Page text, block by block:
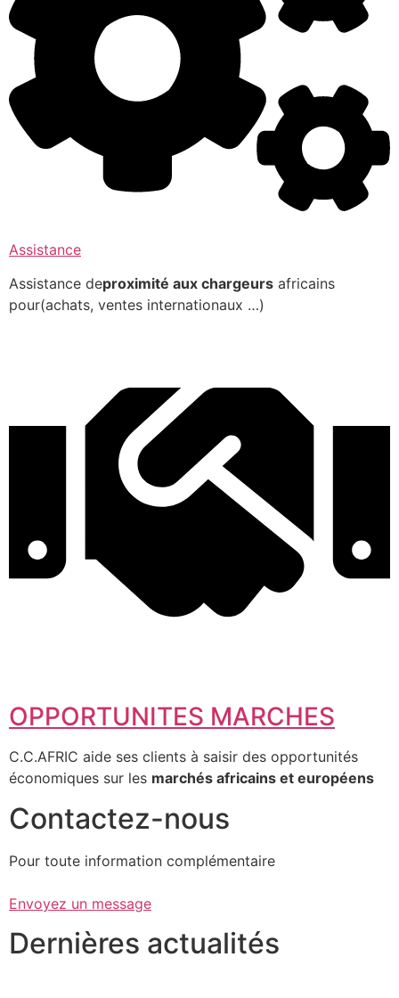
Assistance
Assistance deproximité aux chargeurs africains
pour(achats, ventes internationaux …)
OPPORTUNITES MARCHES
C.C.AFRIC aide ses clients à saisir des opportunités
économiques sur les marchés africains et européens
Contactez-nous
Pour toute information complémentaire
Envoyez un message
Dernières actualités